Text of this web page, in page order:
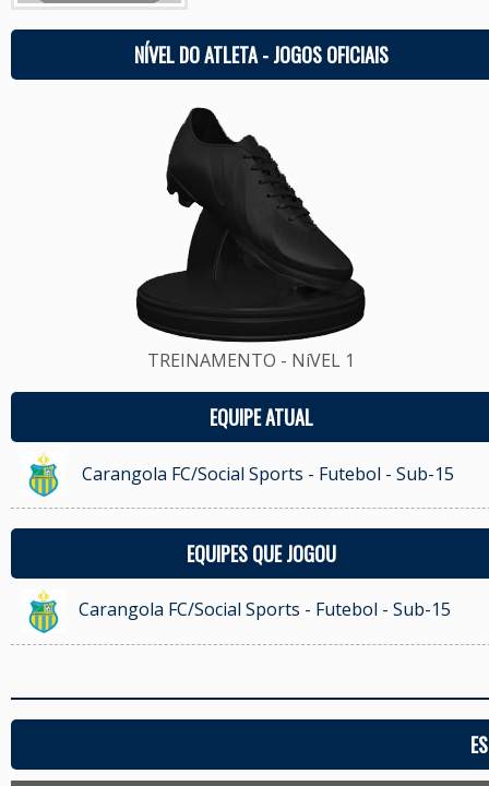
NÍVEL DO ATLETA - JOGOS OFICIAIS
TREINAMENTO - NíVEL 1
EQUIPE ATUAL
Carangola FC/Social Sports - Futebol - Sub-15
EQUIPES QUE JOGOU
Carangola FC/Social Sports - Futebol - Sub-15